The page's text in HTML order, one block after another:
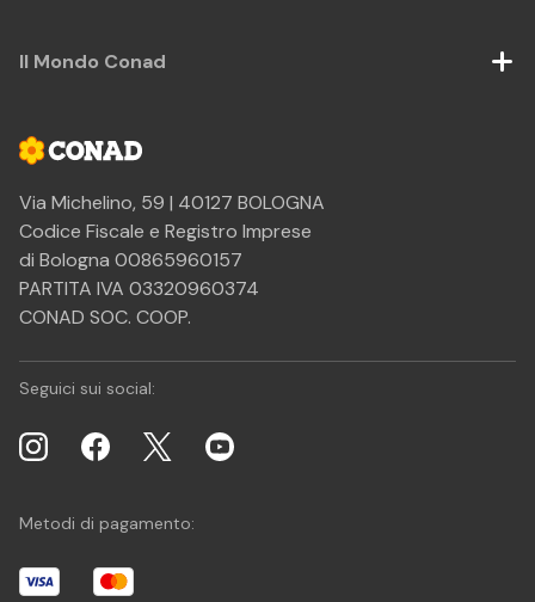
Via Michelino, 59 | 40127 BOLOGNA
Codice Fiscale e Registro Imprese
di Bologna 00865960157
PARTITA IVA 03320960374
CONAD SOC. COOP.
Il Mondo Conad
Seguici sui social:
Metodi di pagamento: